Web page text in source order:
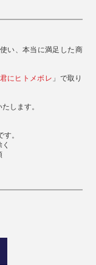
選びますか？
い、本当に満足した商
君にヒトメボレ 」で取り
します。
。